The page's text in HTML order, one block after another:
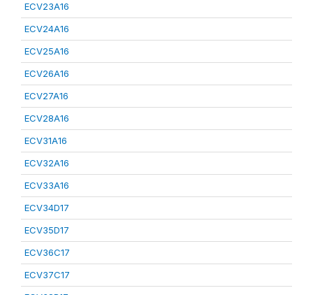
ECV23A16
ECV24A16
ECV25A16
ECV26A16
ECV27A16
ECV28A16
ECV31A16
ECV32A16
ECV33A16
ECV34D17
ECV35D17
ECV36C17
ECV37C17